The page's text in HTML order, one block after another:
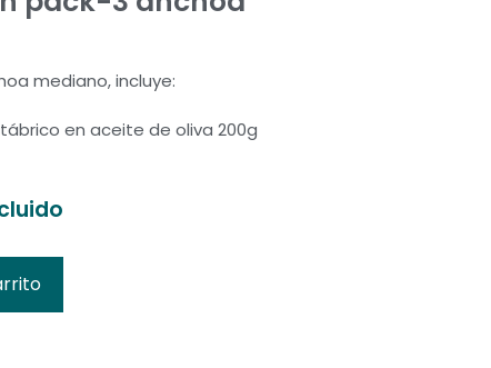
mediano, incluye:
en aceite de oliva 200g